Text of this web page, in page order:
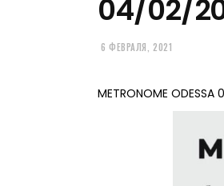
04/02/
6 ФЕВРАЛЯ, 2021
METRONOME